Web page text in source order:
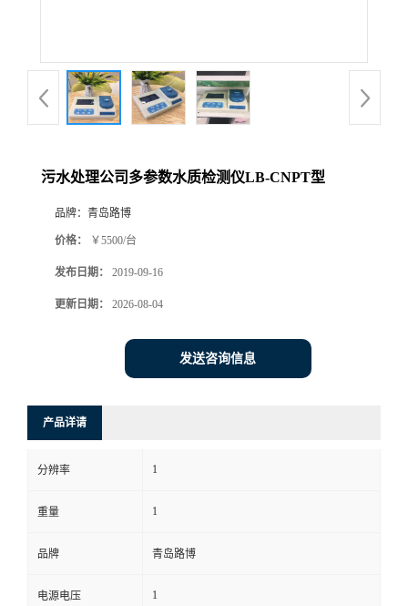
品
厅
系
方
式
在
污水处理公司多参数水质检测仪LB-CNPT型
品牌： 青岛路博
价格： ￥5500/台
发布日期： 2019-09-16
更新日期： 2026-08-04
发送咨询信息
产品详请
分辨率 1
重量 1
品牌 青岛路博
电源电压 1